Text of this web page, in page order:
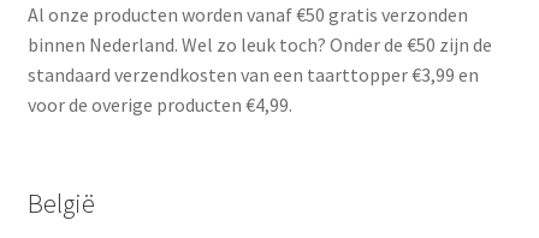
Cadeautjes
Alle producten
Maatwerk
Al onze producten worden vanaf €50 gratis verzonden
binnen Nederland. Wel zo leuk toch? Onder de €50 zijn de
standaard verzendkosten van een taarttopper €3,99 en
voor de overige producten €4,99.
België